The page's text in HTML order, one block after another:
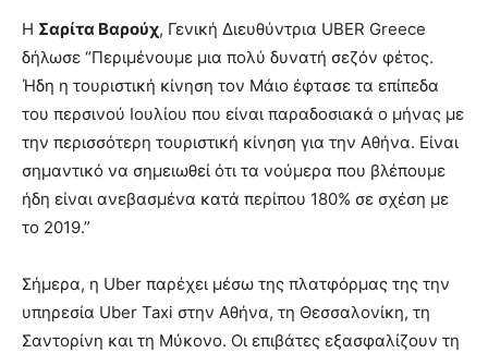
H Σαρίτα Βαρούχ, Γενική Διευθύντρια UBER Greece
δήλωσε “Περιμένουμε μια πολύ δυνατή σεζόν φέτος.
Ήδη η τουριστική κίνηση τον Μάιο έφτασε τα επίπεδα
του περσινού Ιουλίου που είναι παραδοσιακά ο μήνας με
την περισσότερη τουριστική κίνηση για την Αθήνα. Είναι
σημαντικό να σημειωθεί ότι τα νούμερα που βλέπουμε
ήδη είναι ανεβασμένα κατά περίπου 180% σε σχέση με
το 2019.”
Σήμερα, η Uber παρέχει μέσω της πλατφόρμας της την
υπηρεσία Uber Taxi στην Αθήνα, τη Θεσσαλονίκη, τη
Σαντορίνη και τη Μύκονο. Οι επιβάτες εξασφαλίζουν τη